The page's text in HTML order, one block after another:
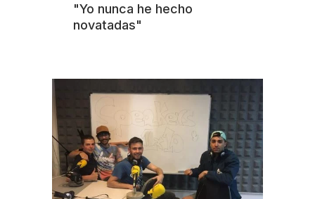
"Yo nunca he hecho
novatadas"